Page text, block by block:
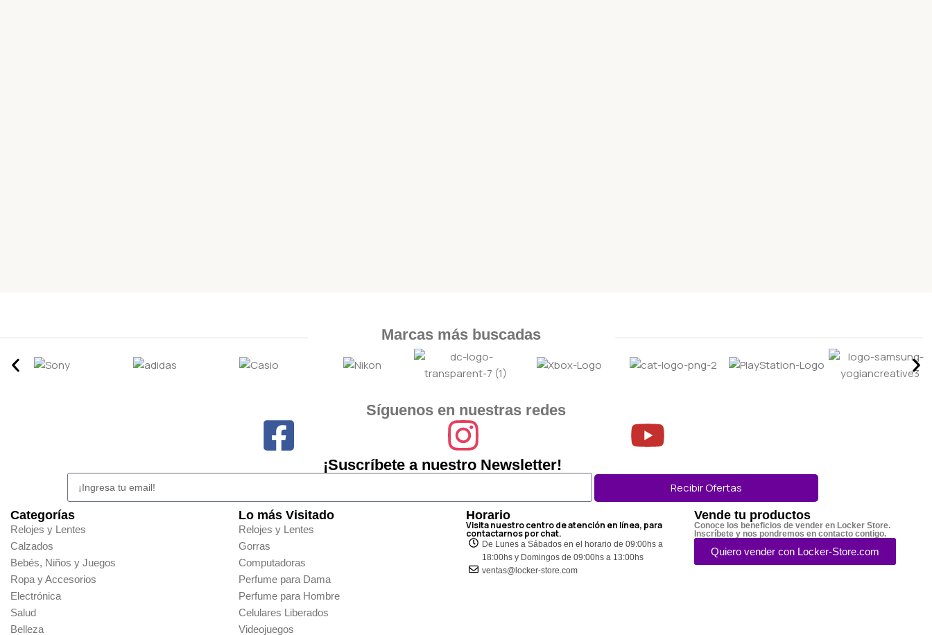
Marcas más buscadas
Síguenos en nuestras redes
¡Suscríbete a nuestro Newsletter!
Recibir Ofertas
Categorías
Relojes y Lentes
Calzados
Bebés, Niños y Juegos
Ropa y Accesorios
Electrónica
Salud
Belleza
Lo más Visitado
Relojes y Lentes
Gorras
Computadoras
Perfume para Dama
Perfume para Hombre
Celulares Liberados
Videojuegos
Horario
Visita nuestro centro de atención en línea, para
contactarnos por chat.
De Lunes a Sábados en el horario de 09:00hs a
18:00hs y Domingos de 09:00hs a 13:00hs
ventas@locker-store.com
Vende tu productos
Conoce los beneficios de vender en Locker Store.
Inscríbete y nos pondremos en contacto contigo.
Quiero vender con Locker-Store.com